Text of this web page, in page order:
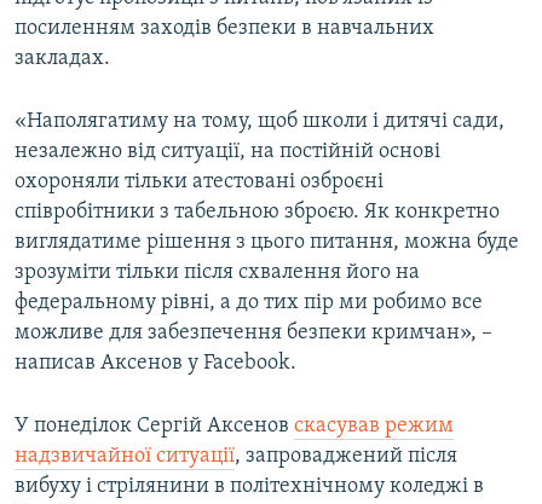
посиленням заходів безпеки в навчальних
закладах.
«Наполягатиму на тому, щоб школи і дитячі сади,
незалежно від ситуації, на постійній основі
охороняли тільки атестовані озброєні
співробітники з табельною зброєю. Як конкретно
виглядатиме рішення з цього питання, можна буде
зрозуміти тільки після схвалення його на
федеральному рівні, а до тих пір ми робимо все
можливе для забезпечення безпеки кримчан», –
написав Аксенов у Facebook.
У понеділок Сергій Аксенов скасував режим
надзвичайної ситуації, запроваджений після
вибуху і стрілянини в політехнічному коледжі в